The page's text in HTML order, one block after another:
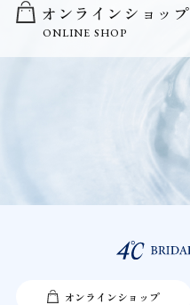
オンラインショップ
ONLINE SHOP
オンラインショップ